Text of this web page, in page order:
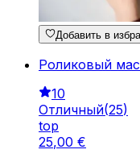
Добавить в
Роликовый
10
Отличный(25)
top
25,00 €